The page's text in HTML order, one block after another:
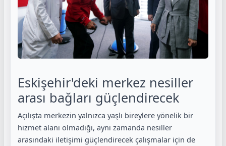
Eskişehir'deki merkez nesiller
arası bağları güçlendirecek
Açılışta merkezin yalnızca yaşlı bireylere yönelik bir
hizmet alanı olmadığı, aynı zamanda nesiller
arasındaki iletişimi güçlendirecek çalışmalar için de